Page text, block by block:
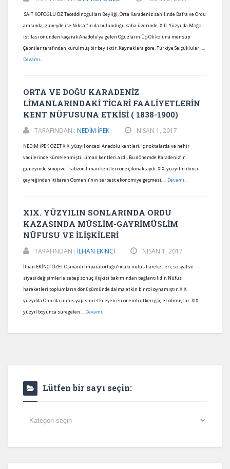
SAİT KOFOĞLU ÖZ Taceddinoğulları Beyliği, Orta Karadeniz sahilinde Bafra ve Ordu
arasında, güneyde ise Niksar’ın da bulunduğu saha üzerinde, XIII. Yüzyılda Moğol
istilası önünden kaçarak Anadolu’ya gelen Oğuzların Üç-Ok koluna mensup
Çepniler tarafından kurulmuş bir beyliktir. Kaynaklara göre, Türkiye Selçukluları ...
Devamı...
ORTA VE DOĞU KARADENİZ
LİMANLARINDAKİ TİCARİ FAALİYETLERİN
KENT NÜFUSUNA ETKİSİ ( 1838-1900)
TARAFINDAN : NEDİM İPEK NISAN 1, 2017
NEDİM İPEK ÖZET XIX. yüzyıl öncesi Anadolu kentleri, iç noktalarda ve nehir
vadilerinde kümelenmişti. Liman kentleri azdı. Bu dönemde Karadeniz’in
güneyinde Sinop ve Trabzon liman kentleri öne çıkmaktaydı. XIX. yüzyılın ikinci
çeyreğinden itibaren Osmanlı’nın serbest ekonomiye geçmesi, ... Devamı...
XIX. YÜZYILIN SONLARINDA ORDU
KAZASINDA MÜSLİM-GAYRİMÜSLİM
NÜFUSU VE İLİŞKİLERİ
TARAFINDAN : İLHAN EKİNCİ NISAN 1, 2017
İlhan EKİNCİ ÖZET Osmanlı İmparatorluğu’ndaki nüfus hareketleri, sosyal ve
siyasi değişimlerle sebep sonuç ilişkisi bakımından bağlantılıdır. Nüfus
hareketleri toplumların dönüşümünde daima etkin bir rol oynamıştır. XIX.
yüzyılda Ordu’da nüfus yapısını etkileyen en önemli etken göçler olmuştur. XIX.
yüzyıl boyunca süregelen ... Devamı...
Lütfen bir sayı seçin:
Lütfen